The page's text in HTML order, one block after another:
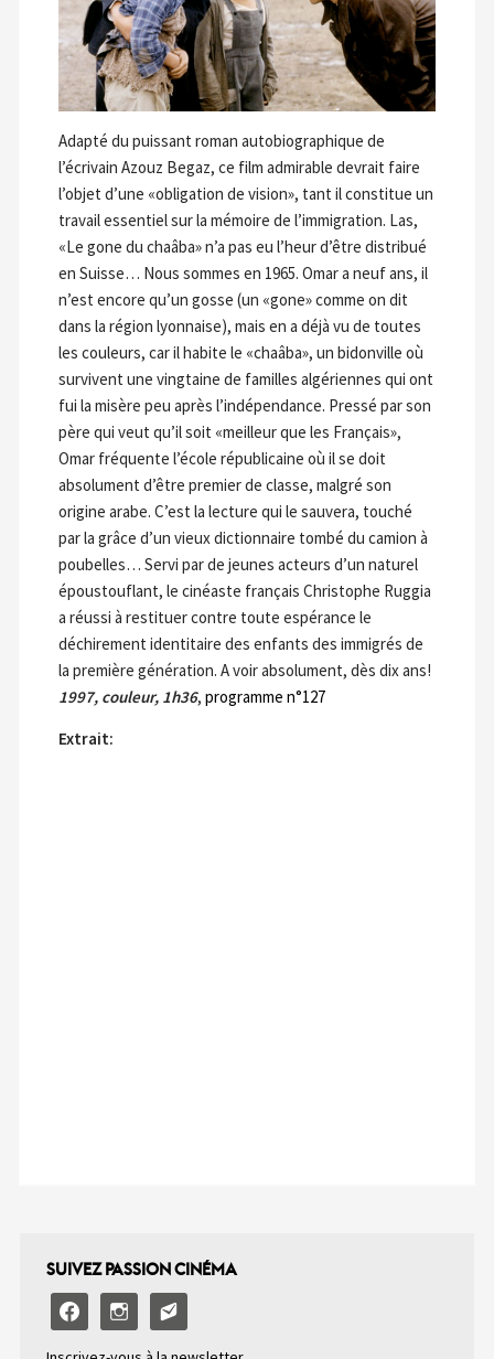
Adapté du puissant roman autobiographique de
l’écrivain Azouz Begaz, ce film admirable devrait faire
l’objet d’une «obligation de vision», tant il constitue un
travail essentiel sur la mémoire de l’immigration. Las,
«Le gone du chaâba» n’a pas eu l’heur d’être distribué
en Suisse… Nous sommes en 1965. Omar a neuf ans, il
n’est encore qu’un gosse (un «gone» comme on dit
dans la région lyonnaise), mais en a déjà vu de toutes
les couleurs, car il habite le «chaâba», un bidonville où
survivent une vingtaine de familles algériennes qui ont
fui la misère peu après l’indépendance. Pressé par son
père qui veut qu’il soit «meilleur que les Français»,
Omar fréquente l’école républicaine où il se doit
absolument d’être premier de classe, malgré son
origine arabe. C’est la lecture qui le sauvera, touché
par la grâce d’un vieux dictionnaire tombé du camion à
poubelles… Servi par de jeunes acteurs d’un naturel
époustouflant, le cinéaste français Christophe Ruggia
a réussi à restituer contre toute espérance le
déchirement identitaire des enfants des immigrés de
la première génération. A voir absolument, dès dix ans!
1997, couleur, 1h36, programme n°127
Extrait:
SUIVEZ PASSION CINÉMA
facebookinstagramemail-
alt2